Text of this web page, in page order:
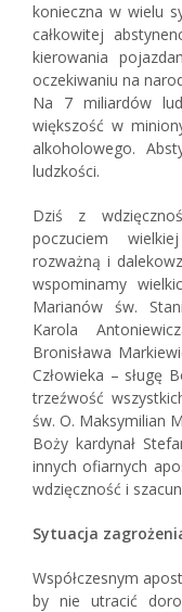
konieczna w wielu
całkowitej
kierowania
oczekiwaniu na
Na 7 miliardów
większość w
alkoholowego.
ludzkości.
Dziś z
poczuciem
rozważną i
wspominamy
Marianów św.
Karola
Bronisława
Człowieka – sługę
trzeźwość
św. O. Maksymilian
Boży kardynał
innych ofiarnych
wdzięczność i
Sytuacja
Współczesnym
by nie utracić